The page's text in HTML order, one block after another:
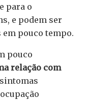
para o
e podem ser
pouco tempo.
pouco
relação com